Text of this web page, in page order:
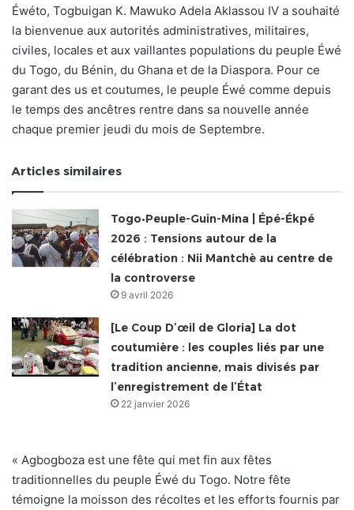
Éwéto, Togbuigan K. Mawuko Adela Aklassou IV a souhaité
la bienvenue aux autorités administratives, militaires,
civiles, locales et aux vaillantes populations du peuple Éwé
du Togo, du Bénin, du Ghana et de la Diaspora. Pour ce
garant des us et coutumes, le peuple Éwé comme depuis
le temps des ancêtres rentre dans sa nouvelle année
chaque premier jeudi du mois de Septembre.
Articles similaires
Togo•Peuple-Guin-Mina | Épé-Ékpé
2026 : Tensions autour de la
célébration : Nii Mantchè au centre de
la controverse
9 avril 2026
[Le Coup D’œil de Gloria] La dot
coutumière : les couples liés par une
tradition ancienne, mais divisés par
l’enregistrement de l’État
22 janvier 2026
« Agbogboza est une fête qui met fin aux fêtes
traditionnelles du peuple Éwé du Togo. Notre fête
témoigne la moisson des récoltes et les efforts fournis par